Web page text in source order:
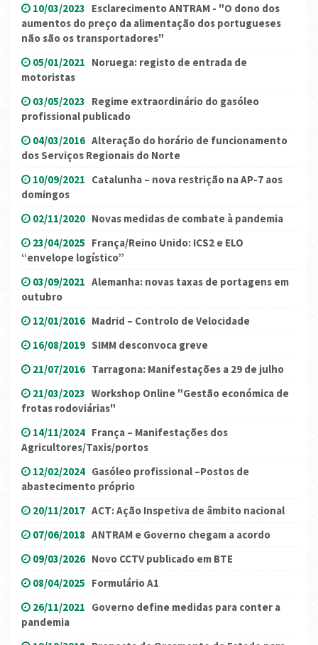
10/03/2023 Esclarecimento ANTRAM - "O dono dos
aumentos do preço da alimentação dos portugueses
não são os transportadores"
05/01/2021 Noruega: registo de entrada de
motoristas
03/05/2023 Regime extraordinário do gasóleo
profissional publicado
04/03/2016 Alteração do horário de funcionamento
dos Serviços Regionais do Norte
10/09/2021 Catalunha – nova restrição na AP-7 aos
domingos
02/11/2020 Novas medidas de combate à pandemia
23/04/2025 França/Reino Unido: ICS2 e ELO
“envelope logístico”
03/09/2021 Alemanha: novas taxas de portagens em
outubro
12/01/2016 Madrid – Controlo de Velocidade
16/08/2019 SIMM desconvoca greve
21/07/2016 Tarragona: Manifestações a 29 de julho
21/03/2023 Workshop Online "Gestão económica de
frotas rodoviárias"
14/11/2024 França – Manifestações dos
Agricultores/Taxis/portos
12/02/2024 Gasóleo profissional –Postos de
abastecimento próprio
20/11/2017 ACT: Ação Inspetiva de âmbito nacional
07/06/2018 ANTRAM e Governo chegam a acordo
09/03/2026 Novo CCTV publicado em BTE
08/04/2025 Formulário A1
26/11/2021 Governo define medidas para conter a
pandemia